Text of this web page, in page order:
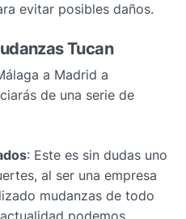
evitar posibles daños.
Tucan
a Madrid a
de una serie de
: Este es sin dudas uno
al ser una empresa
mudanzas de todo
podemos